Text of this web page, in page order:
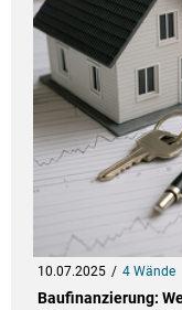
10.07.2025 4 Wände
Baufinanzierung: